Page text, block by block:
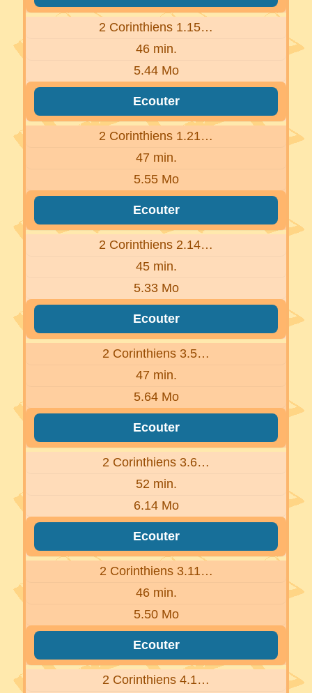
2 Corinthiens 1.15…
46 min.
5.44 Mo
Ecouter
2 Corinthiens 1.21…
47 min.
5.55 Mo
Ecouter
2 Corinthiens 2.14…
45 min.
5.33 Mo
Ecouter
2 Corinthiens 3.5…
47 min.
5.64 Mo
Ecouter
2 Corinthiens 3.6…
52 min.
6.14 Mo
Ecouter
2 Corinthiens 3.11…
46 min.
5.50 Mo
Ecouter
2 Corinthiens 4.1…